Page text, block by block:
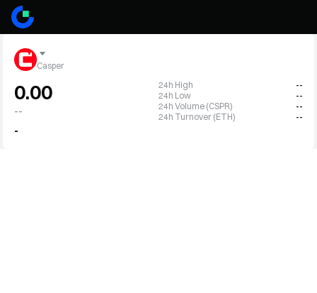
Casper
0.00
--
-
24h High
--
24h Low
--
24h Volume (CSPR)
--
24h Turnover (ETH)
--